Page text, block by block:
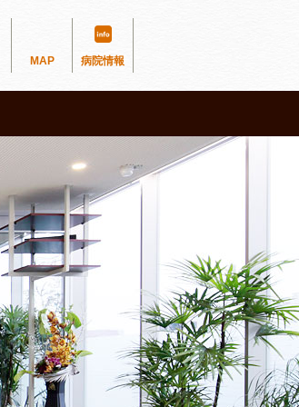
病院情報
MAP